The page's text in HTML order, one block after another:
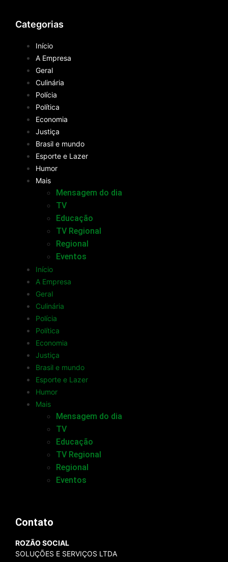
Categorias
Início
A Empresa
Geral
Culinária
Polícia
Política
Economia
Justiça
Brasil e mundo
Esporte e Lazer
Humor
Mais
Mensagem do dia
TV
Educação
TV Regional
Regional
Eventos
Início
A Empresa
Geral
Culinária
Polícia
Política
Economia
Justiça
Brasil e mundo
Esporte e Lazer
Humor
Mais
Mensagem do dia
TV
Educação
TV Regional
Regional
Eventos
Contato
ROZÃO SOCIAL
SOLUÇÕES E SERVIÇOS LTDA